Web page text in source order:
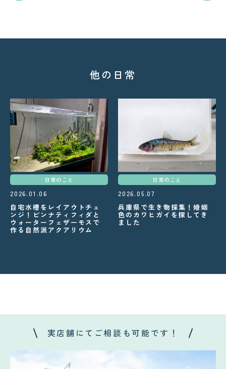
他の日常
日常のこと
2026.01.06
自宅水槽をレイアウトチェ
ンジ！ピンナティフィダと
ウォーターフェザーモスで
作る自然派アクアリウム
日常のこと
2026.05.07
兵庫県で生き物採集！婚姻
色のカワヒガイを探してき
ました
実店舗にてご相談も可能です！